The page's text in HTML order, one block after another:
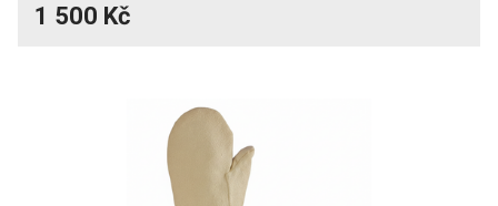
1 500 Kč